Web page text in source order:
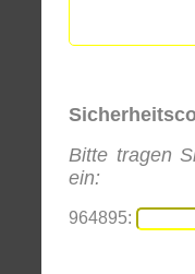
Bitte tragen
ein:
964895: